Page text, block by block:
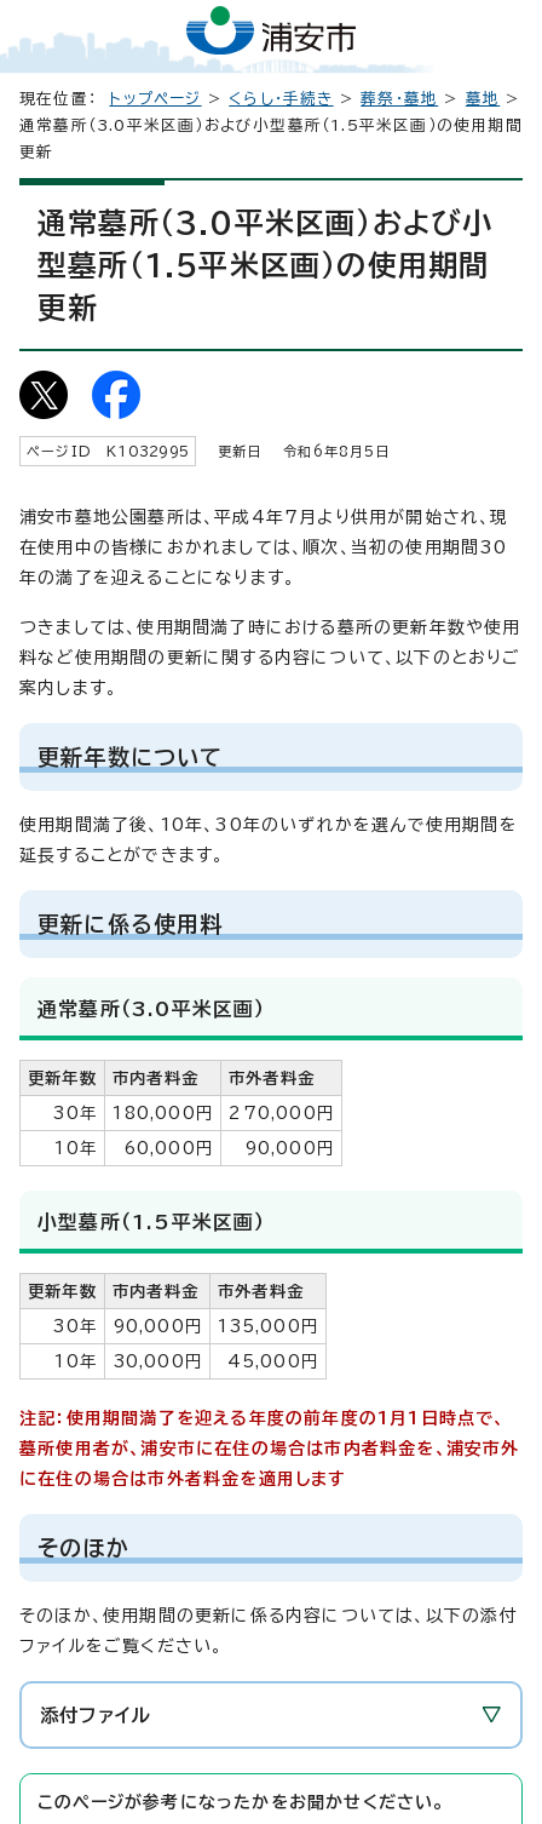
現在位置： トップページ > くらし・手続き >葬祭・墓地 > 墓地
>
通常墓所（3.0平米区画）および小型墓所（1.5平米区画）の使用期間
更新
通常墓所（3.0平米区画）および小
型墓所（1.5平米区画）の使用期間
更新
ページID K 1032995 更新日 令和6年8月5日
浦安市墓地公園墓所は、平成4年7月より供用が開始され、現
在使用中の皆様におかれましては、順次、当初の使用期間30
年の満了を迎えることになります。
つきましては、使用期間満了時における墓所の更新年数や使用
料など使用期間の更新に関する内容について、以下のとおりご
案内します。
更新年数について
使用期間満了後、10年、30年のいずれかを選んで使用期間を
延長することができます。
更新に係る使用料
通常墓所（3.0平米区画）
更新年数 市内者料金 市外者料金
30年 180,000円 270,000円
10年 60,000円 90,000円
小型墓所（1.5平米区画）
更新年数 市内者料金 市外者料金
30年 90,000円 135,000円
10年 30,000円 45,000円
注記：使用期間満了を迎える年度の前年度の1月1日時点で、
墓所使用者が、浦安市に在住の場合は市内者料金を、浦安市外
に在住の場合は市外者料金を適用します
そのほか
そのほか、使用期間の更新に係る内容については、以下の添付
ファイルをご覧ください。
添付ファイル
このページが参考になったかをお聞かせください。